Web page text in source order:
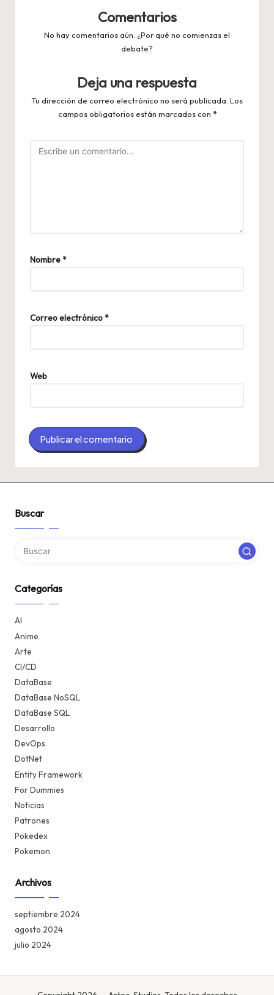
Comentarios
No hay comentarios aún. ¿Por qué no comienzas el
debate?
Deja una respuesta
Tu dirección de correo electrónico no será publicada. Los
campos obligatorios están marcados con *
Nombre*
Correo electrónico*
Web
Buscar
Categorías
AI
Anime
Arte
CI/CD
DataBase
DataBase NoSQL
DataBase SQL
Desarrollo
DevOps
DotNet
Entity Framework
For Dummies
Noticias
Patrones
Pokedex
Pokemon
Archivos
septiembre 2024
agosto 2024
julio 2024